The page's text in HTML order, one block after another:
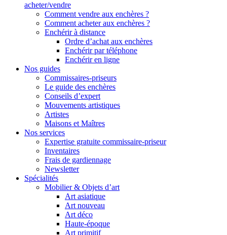
acheter/vendre
Comment vendre aux enchères ?
Comment acheter aux enchères ?
Enchérir à distance
Ordre d’achat aux enchères
Enchérir par téléphone
Enchérir en ligne
Nos guides
Commissaires-priseurs
Le guide des enchères
Conseils d’expert
Mouvements artistiques
Artistes
Maisons et Maîtres
Nos services
Expertise gratuite commissaire-priseur
Inventaires
Frais de gardiennage
Newsletter
Spécialités
Mobilier & Objets d’art
Art asiatique
Art nouveau
Art déco
Haute-époque
Art primitif